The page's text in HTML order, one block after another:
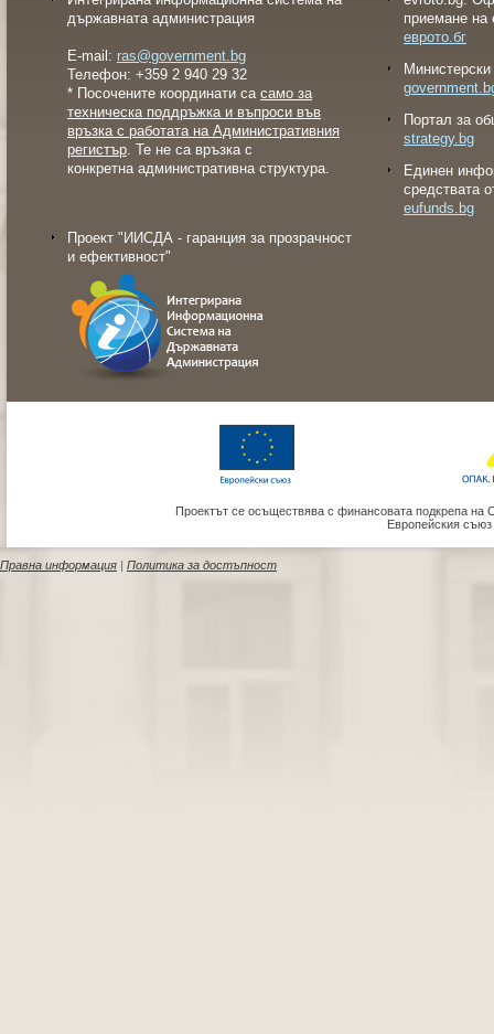
държавната администрация
E-mail: ras@government.bg
Телефон: +359 2 940 29 32
* Посочените координати са само за
техническа поддръжка и въпроси във
връзка с работата на Административния
регистър. Те не са връзка с
конкретна административна структура.
Проект "ИИСДА - гаранция за прозрачност
и ефективност"
приемане на
еврото.бг
Портал за
strategy.bg
Eдинен
средствата
eufunds.bg
Проектът се осъществява с финансовата подкрепа на
Европейския
Правна информация | Политика за достъпност